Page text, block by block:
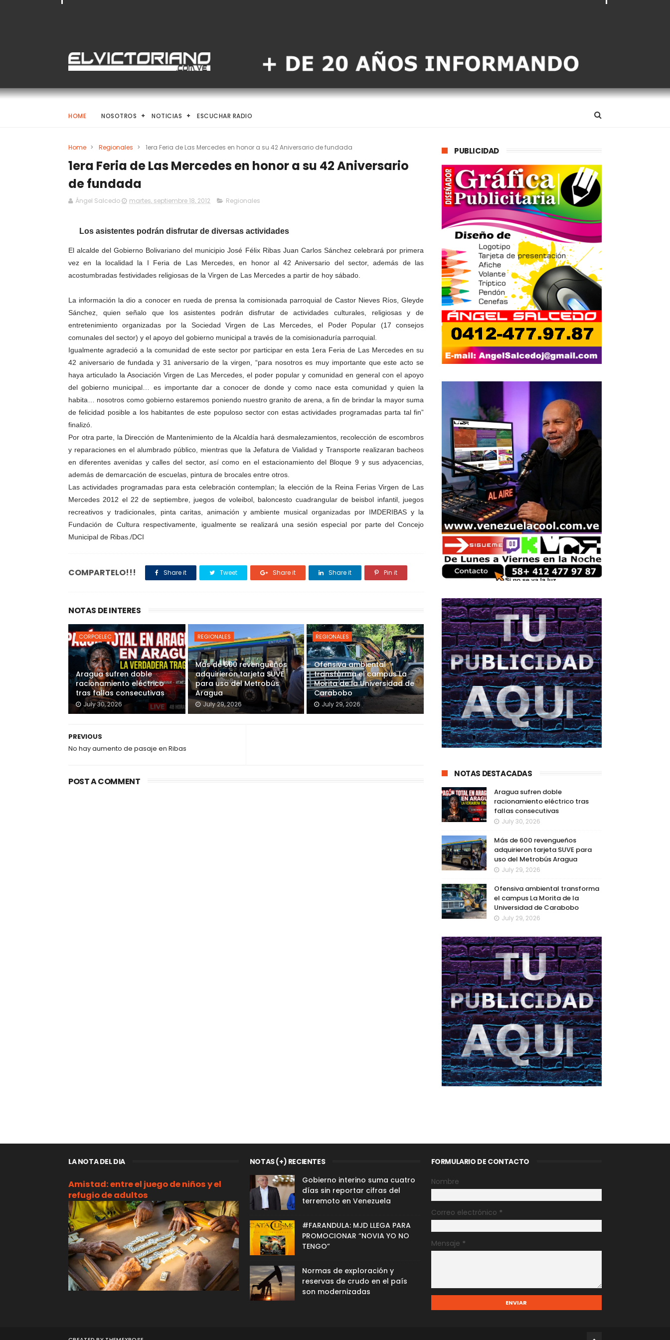
HOME NOSOTROS NOTICIAS ESCUCHAR RADIO
Home > Regionales > 1era Feria de Las Mercedes en honor a su 42 Aniversario de fundada
1era Feria de Las Mercedes en honor a su 42 Aniversario
de fundada
Ángel Salcedo martes, septiembre 18, 2012 Regionales
Los asistentes podrán disfrutar de diversas actividades
El alcalde del Gobierno Bolivariano del municipio José Félix Ribas Juan Carlos Sánchez celebrará por primera
vez en la localidad la I Feria de Las Mercedes, en honor al 42 Aniversario del sector, además de las
acostumbradas festividades religiosas de la Virgen de Las Mercedes a partir de hoy sábado.
La información la dio a conocer en rueda de prensa la comisionada parroquial de Castor Nieves Ríos, Gleyde
Sánchez, quien señalo que los asistentes podrán disfrutar de actividades culturales, religiosas y de
entretenimiento organizadas por la Sociedad Virgen de Las Mercedes, el Poder Popular (17 consejos
comunales del sector) y el apoyo del gobierno municipal a través de la comisionaduría parroquial.
Igualmente agradeció a la comunidad de este sector por participar en esta 1era Feria de Las Mercedes en su
42 aniversario de fundada y 31 aniversario de la virgen, “para nosotros es muy importante que este acto se
haya articulado la Asociación Virgen de Las Mercedes, el poder popular y comunidad en general con el apoyo
del gobierno municipal… es importante dar a conocer de donde y como nace esta comunidad y quien la
habita… nosotros como gobierno estaremos poniendo nuestro granito de arena, a fin de brindar la mayor suma
de felicidad posible a los habitantes de este populoso sector con estas actividades programadas parta tal fin”
finalizó.
Por otra parte, la Dirección de Mantenimiento de la Alcaldía hará desmalezamientos, recolección de escombros
y reparaciones en el alumbrado público, mientras que la Jefatura de Vialidad y Transporte realizaran bacheos
en diferentes avenidas y calles del sector, así como en el estacionamiento del Bloque 9 y sus adyacencias,
además de demarcación de escuelas, pintura de brocales entre otros.
Las actividades programadas para esta celebración contemplan; la elección de la Reina Ferias Virgen de Las
Mercedes 2012 el 22 de septiembre, juegos de voleibol, baloncesto cuadrangular de beisbol infantil, juegos
recreativos y tradicionales, pinta caritas, animación y ambiente musical organizadas por IMDERIBAS y la
Fundación de Cultura respectivamente, igualmente se realizará una sesión especial por parte del Concejo
Municipal de Ribas./DCI
COMPARTELO!!! Share it Tweet Share it Share it Pin it
NOTAS DE INTERES
CORPOELEC
Aragua sufren doble
racionamiento eléctrico
tras fallas consecutivas
July 30, 2026
REGIONALES
Más de 600 revengueños
adquirieron tarjeta SUVE
para uso del Metrobús
Aragua
July 29, 2026
REGIONALES
Ofensiva ambiental
transforma el campus La
Morita de la Universidad de
Carabobo
July 29, 2026
PREVIOUS
No hay aumento de pasaje en Ribas
POST A COMMENT
PUBLICIDAD
NOTAS DESTACADAS
Aragua sufren doble
racionamiento eléctrico tras
fallas consecutivas
July 30, 2026
Más de 600 revengueños
adquirieron tarjeta SUVE para
uso del Metrobús Aragua
July 29, 2026
Ofensiva ambiental transforma
el campus La Morita de la
Universidad de Carabobo
July 29, 2026
LA NOTA DEL DIA
Amistad: entre el juego de niños y el
refugio de adultos
NOTAS (+) RECIENTES
Gobierno interino suma cuatro
días sin reportar cifras del
terremoto en Venezuela
#FARANDULA: MJD LLEGA PARA
PROMOCIONAR “NOVIA YO NO
TENGO”
Normas de exploración y
reservas de crudo en el país
son modernizadas
FORMULARIO DE CONTACTO
Nombre
Correo electrónico *
Mensaje *